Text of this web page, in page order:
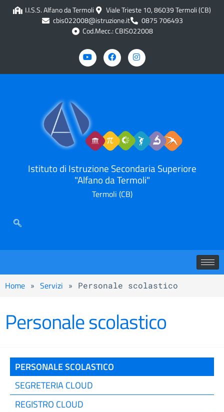
I.I.S.S. Alfano da Termoli
Viale Trieste 10, 86039 Termoli (CB)
cbis022008@istruzione.it
0875 706493
Cod.Mecc.: CBIS022008
Istituto di Istruzione Secondaria Superiore
"Alfano da Termoli"
Termoli (CB)
Home » Servizi » Personale scolastico
Personale scolastico
PERSONALE SCOLASTICO
SEGRETERIA CLOUD
REGISTRO CLOUD